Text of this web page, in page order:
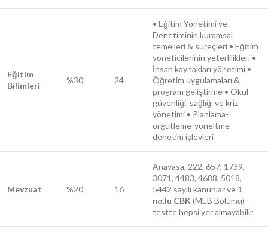
Eğitim
Bilimleri
%30 24
• Eğitim Yönetimi ve
Denetiminin kuramsal
temelleri & süreçleri • Eğitim
yöneticilerinin yeterlilikleri •
İnsan kaynakları yönetimi •
Öğretim uygulamaları &
program geliştirme • Okul
güvenliği, sağlığı ve kriz
yönetimi • Planlama-
örgütleme-yöneltme-
denetim işlevleri
Mevzuat %20 16
Anayasa, 222, 657, 1739,
3071, 4483, 4688, 5018,
5442 sayılı kanunlar ve 1
no.lu CBK (MEB Bölümü) —
testte hepsi yer almayabilir